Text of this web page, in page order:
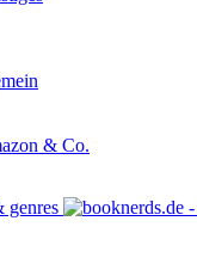
& Co.